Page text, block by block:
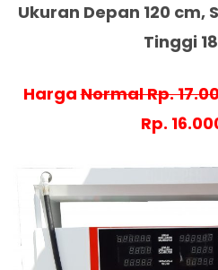
Ukuran Depan 120 cm,
Tinggi
HargaNormal Rp.
Rp.